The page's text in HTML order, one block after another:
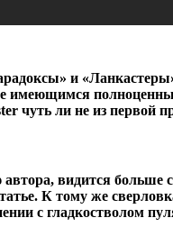
и
имеющимся
чуть ли не из
видится больше
К тому же
с гладкостволом